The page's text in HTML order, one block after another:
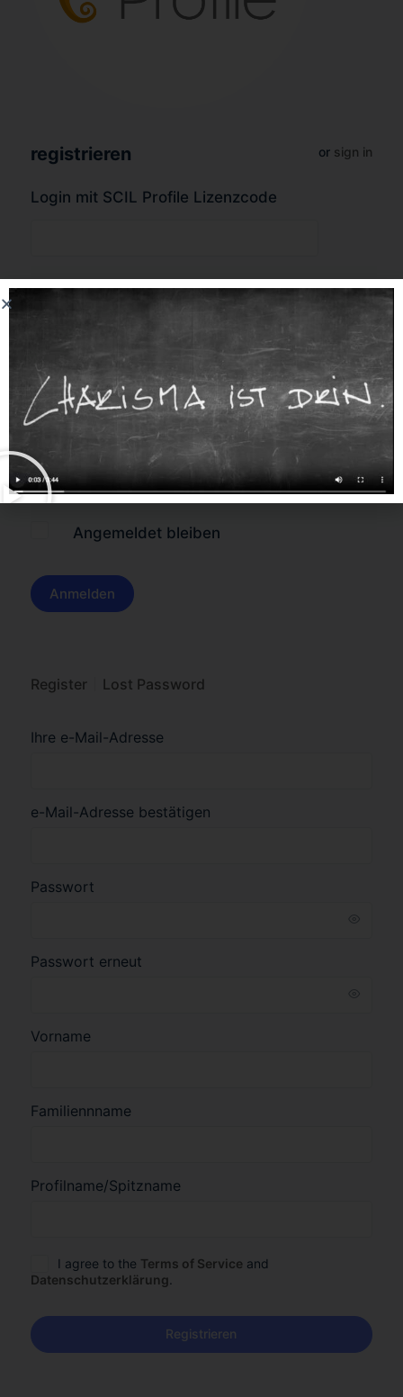
registrieren or sign in
Login mit SCIL Profile Lizenzcode
Forgot Password?
Angemeldet bleiben
Register Lost Password
Ihre e-Mail-Adresse
e-Mail-Adresse bestätigen
Passwort
Passwort erneut
Vorname
Familiennname
Profilname/Spitzname
I agree to the Terms of Service and
Datenschutzerklärung